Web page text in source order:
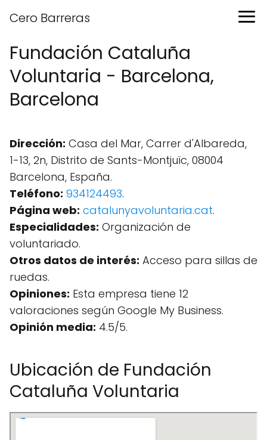
Cero Barreras
Fundación Cataluña
Voluntaria - Barcelona,
Barcelona
Dirección: Casa del Mar, Carrer d'Albareda,
1-13, 2n, Distrito de Sants-Montjuïc, 08004
Barcelona, España.
Teléfono: 934124493.
Página web: catalunyavoluntaria.cat.
Especialidades: Organización de
voluntariado.
Otros datos de interés: Acceso para sillas de
ruedas.
Opiniones: Esta empresa tiene 12
valoraciones según Google My Business.
Opinión media: 4.5/5.
Ubicación de Fundación
Cataluña Voluntaria